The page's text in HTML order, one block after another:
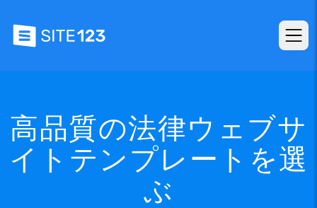
高品質の法律ウェブサ
イトテンプレートを選
ぶ